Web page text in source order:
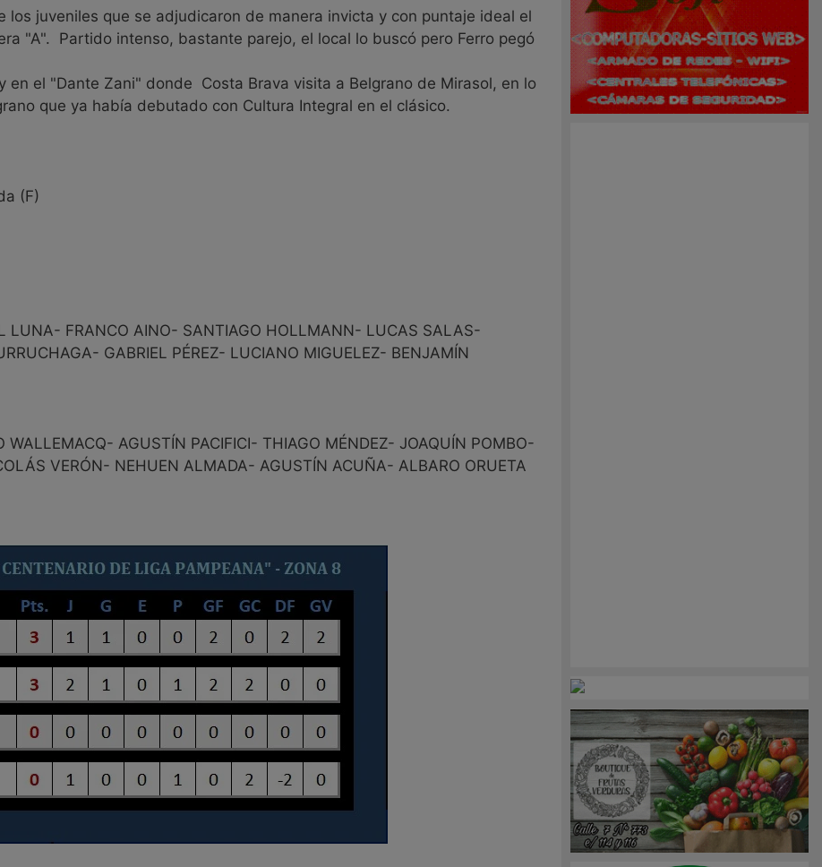
juveniles que se adjudicaron de manera invicta y con puntaje ideal el
"A". Partido intenso, bastante parejo, el local lo buscó pero Ferro pegó
el "Dante Zani" donde Costa Brava visita a Belgrano de Mirasol, en lo
que ya había debutado con Cultura Integral en el clásico.
(F)
LUNA- FRANCO AINO- SANTIAGO HOLLMANN- LUCAS SALAS-
GABRIEL PÉREZ- LUCIANO MIGUELEZ- BENJAMÍN
WALLEMACQ- AGUSTÍN PACIFICI- THIAGO MÉNDEZ- JOAQUÍN POMBO-
VERÓN- NEHUEN ALMADA- AGUSTÍN ACUÑA- ALBARO ORUETA